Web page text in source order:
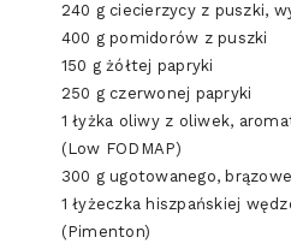
240 g ciecierzycy z puszki,
400 g pomidorów z puszki
150 g żółtej papryki
250 g czerwonej papryki
1 łyżka oliwy z oliwek,
(Low FODMAP)
300 g ugotowanego,
1 łyżeczka hiszpańskiej
(Pimenton)